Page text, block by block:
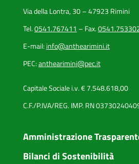
Via della Lontra, 30 – 47923 Rimini
Tel.0541.767411 – Fax.
E-mail: info@anthearimini.it
PEC:anthearimini@pec.it
Capitale Sociale i.v. € 7.548.618,00
C.F./P.IVA/REG. IMP. RN
Amministrazione
Bilanci di Sostenibilità